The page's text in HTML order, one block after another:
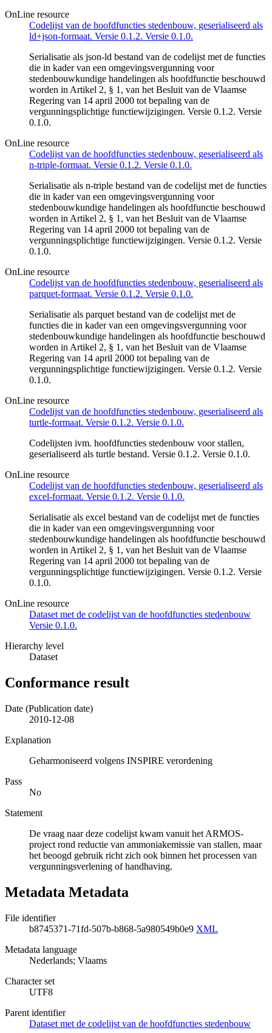
OnLine resource
Codelijst van de hoofdfuncties stedenbouw, geserialiseerd als
ld+json-formaat. Versie 0.1.2. Versie 0.1.0.
Serialisatie als json-ld bestand van de codelijst met de functies
die in kader van een omgevingsvergunning voor
stedenbouwkundige handelingen als hoofdfunctie beschouwd
worden in Artikel 2, § 1, van het Besluit van de Vlaamse
Regering van 14 april 2000 tot bepaling van de
vergunningsplichtige functiewijzigingen. Versie 0.1.2. Versie
0.1.0.
OnLine resource
Codelijst van de hoofdfuncties stedenbouw, geserialiseerd als
n-triple-formaat. Versie 0.1.2. Versie 0.1.0.
Serialisatie als n-triple bestand van de codelijst met de functies
die in kader van een omgevingsvergunning voor
stedenbouwkundige handelingen als hoofdfunctie beschouwd
worden in Artikel 2, § 1, van het Besluit van de Vlaamse
Regering van 14 april 2000 tot bepaling van de
vergunningsplichtige functiewijzigingen. Versie 0.1.2. Versie
0.1.0.
OnLine resource
Codelijst van de hoofdfuncties stedenbouw, geserialiseerd als
parquet-formaat. Versie 0.1.2. Versie 0.1.0.
Serialisatie als parquet bestand van de codelijst met de
functies die in kader van een omgevingsvergunning voor
stedenbouwkundige handelingen als hoofdfunctie beschouwd
worden in Artikel 2, § 1, van het Besluit van de Vlaamse
Regering van 14 april 2000 tot bepaling van de
vergunningsplichtige functiewijzigingen. Versie 0.1.2. Versie
0.1.0.
OnLine resource
Codelijst van de hoofdfuncties stedenbouw, geserialiseerd als
turtle-formaat. Versie 0.1.2. Versie 0.1.0.
Codelijsten ivm. hoofdfuncties stedenbouw voor stallen,
geserialiseerd als turtle bestand. Versie 0.1.2. Versie 0.1.0.
OnLine resource
Codelijst van de hoofdfuncties stedenbouw, geserialiseerd als
excel-formaat. Versie 0.1.2. Versie 0.1.0.
Serialisatie als excel bestand van de codelijst met de functies
die in kader van een omgevingsvergunning voor
stedenbouwkundige handelingen als hoofdfunctie beschouwd
worden in Artikel 2, § 1, van het Besluit van de Vlaamse
Regering van 14 april 2000 tot bepaling van de
vergunningsplichtige functiewijzigingen. Versie 0.1.2. Versie
0.1.0.
OnLine resource
Dataset met de codelijst van de hoofdfuncties stedenbouw
Versie 0.1.0.
Hierarchy level
Dataset
Conformance result
Date (Publication date)
2010-12-08
Explanation
Geharmoniseerd volgens INSPIRE verordening
Pass
No
Statement
De vraag naar deze codelijst kwam vanuit het ARMOS-
project rond reductie van ammoniakemissie van stallen, maar
het beoogd gebruik richt zich ook binnen het processen van
vergunningsverlening of handhaving.
Metadata Metadata
File identifier
b8745371-71fd-507b-b868-5a980549b0e9 XML
Metadata language
Nederlands; Vlaams
Character set
UTF8
Parent identifier
Dataset met de codelijst van de hoofdfuncties stedenbouw